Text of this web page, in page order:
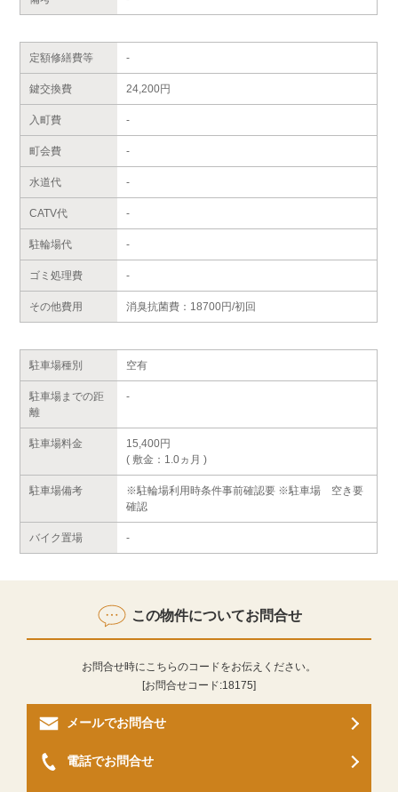
定額修繕費等 -
鍵交換費 24,200円
入町費 -
町会費 -
水道代 -
CATV代 -
駐輪場代 -
ゴミ処理費 -
その他費用 消臭抗菌費：18700円/初回
駐車場種別 空有
駐車場までの距
離
-
駐車場料金
15,400円
( 敷金：1.0ヵ月 )
駐車場備考
※駐輪場利用時条件事前確認要 ※駐車場 空き要
確認
バイク置場 -
この物件についてお問合せ
お問合せ時にこちらのコードをお伝えください。
[お問合せコード:18175]
メールでお問合せ
電話でお問合せ